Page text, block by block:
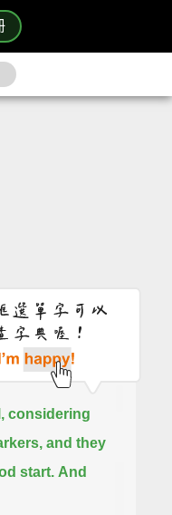
considering
and they
start. And